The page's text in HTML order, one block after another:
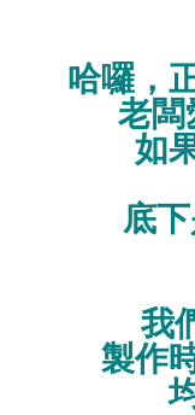
哈囉，
老闆
如
底
我
製作